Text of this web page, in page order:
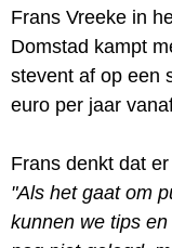
Frans Vreeke in
Domstad kampt
stevent af op een
euro per jaar
Frans denkt dat
"Als het gaat om
kunnen we tips